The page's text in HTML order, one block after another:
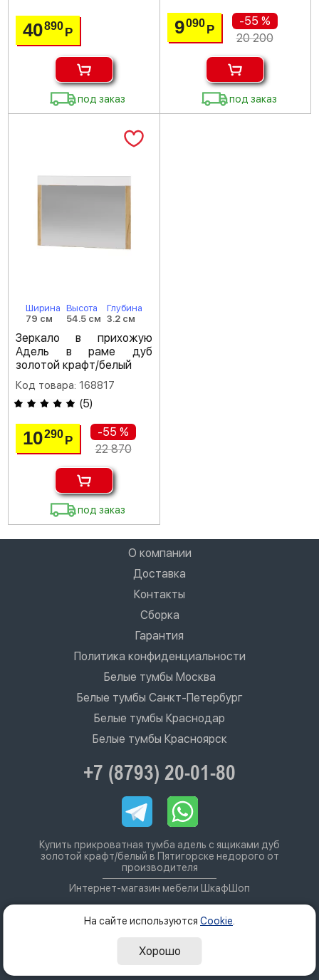
40890Р
под заказ
9090 Р
-55 %
20 200
под заказ
Ширина
79 см
Высота
54.5 см
Глубина
3.2 см
Зеркало в прихожую
Адель в раме дуб
золотой крафт/белый
Код товара: 168817
(5)
10290Р
-55 %
22 870
под заказ
О компании
Доставка
Контакты
Сборка
Гарантия
Политика конфиденциальности
Белые тумбы Москва
Белые тумбы Санкт-Петербург
Белые тумбы Краснодар
Белые тумбы Красноярск
+7 (8793) 20-01-80
Купить прикроватная тумба адель с ящиками дуб
золотой крафт/белый в Пятигорске недорого от
производителя
Интернет-магазин мебели ШкафШоп
На сайте используются Cookie
Хорошо